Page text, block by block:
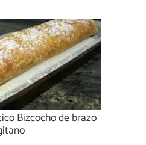
Bizcocho de brazo